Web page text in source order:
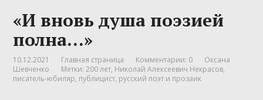
«И вновь душа поэзией
полна…»
10.12.2021 Главная страница Комментарии: 0
Оксана
Шевченко
Метки:200 лет, Николай Алексеевич Некрасов,
писатель-юбиляр, публицист, русский поэт и прозаик